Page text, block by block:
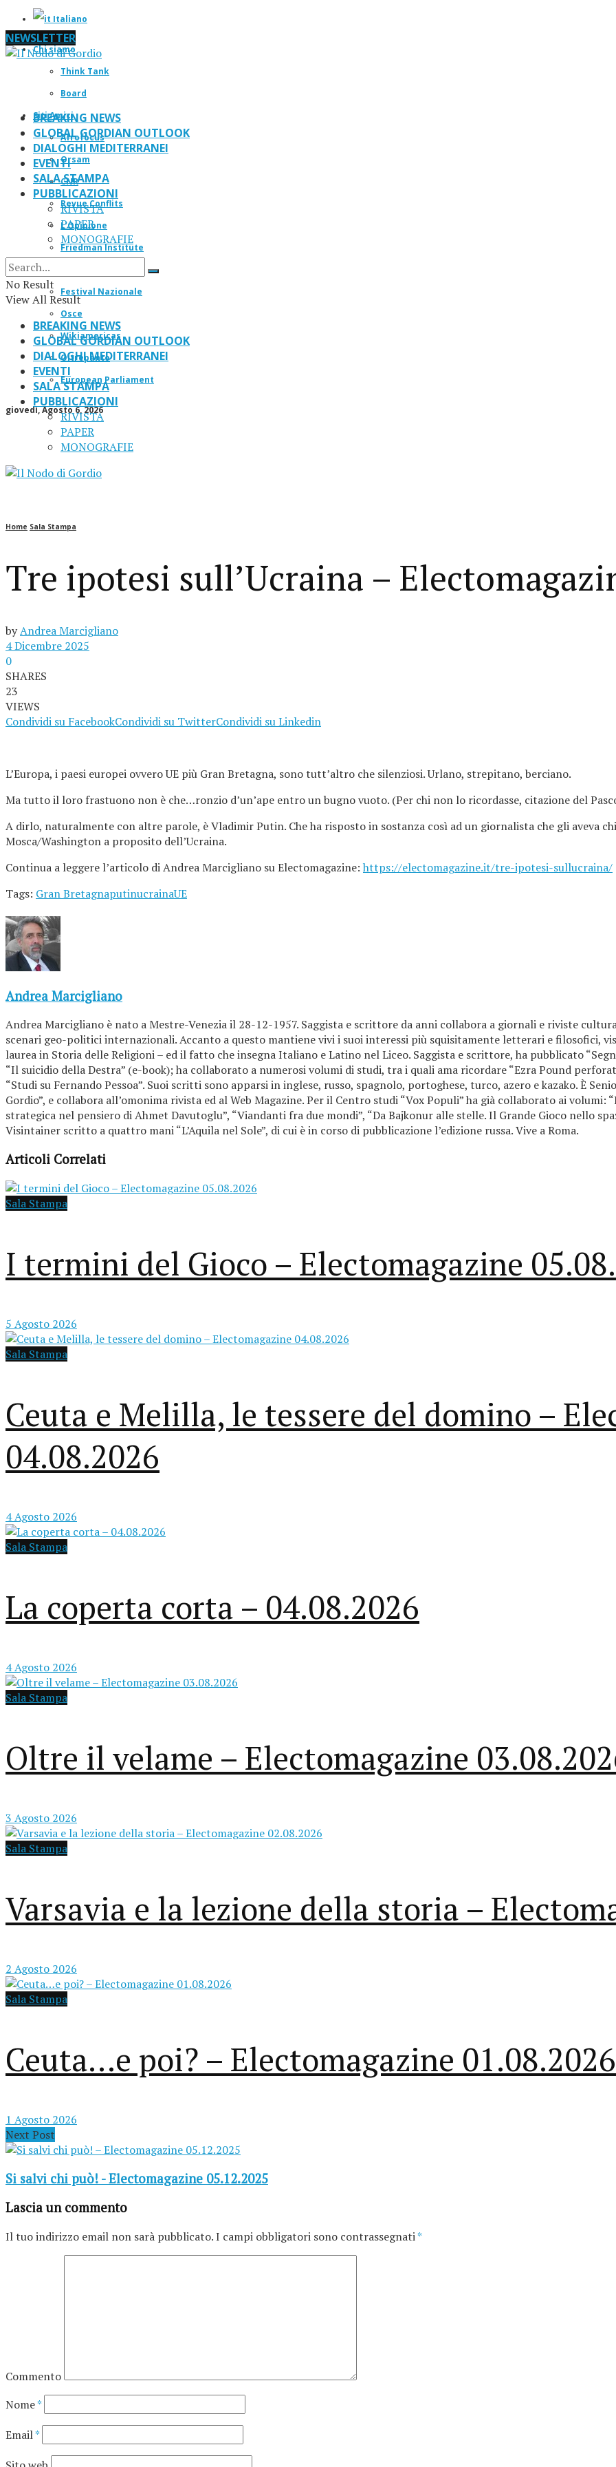
Italiano
Chi siamo
Think Tank
Board
Siti Amici
Afrofocus
Orsam
CNR
Revue Conflits
L’Opinione
Friedman Institute
Festival Nazionale
Osce
Wikiamericas
Oltrepanto
European Parliament
giovedì, Agosto 6, 2026
NEWSLETTER
BREAKING NEWS
GLOBAL GORDIAN OUTLOOK
DIALOGHI MEDITERRANEI
EVENTI
SALA STAMPA
PUBBLICAZIONI
RIVISTA
PAPER
MONOGRAFIE
No Result
View All Result
BREAKING NEWS
GLOBAL GORDIAN OUTLOOK
DIALOGHI MEDITERRANEI
EVENTI
SALA STAMPA
PUBBLICAZIONI
RIVISTA
PAPER
MONOGRAFIE
Home Sala Stampa
Tre ipotesi sull’Ucraina –
byAndrea Marcigliano
4 Dicembre 2025
0
SHARES
23
VIEWS
Condividi su FacebookCondividi su TwitterCondividi su Linkedin
L’Europa, i paesi europei ovvero UE più Gran Bretagna, sono tutt’altro che silenziosi. Urlano, strepitano, berciano.
Ma tutto il loro frastuono non è che…ronzio d’un’ape entro un bugno vuoto. (Per chi non lo ricordasse, citazione del
A dirlo, naturalmente con altre parole, è Vladimir Putin. Che ha risposto in sostanza così ad un giornalista che gli aveva
Mosca/Washington a proposito dell’Ucraina.
Continua a leggere l’articolo di Andrea Marcigliano su Electomagazine: https://electomagazine.it/tre-ipotesi-sullucraina/
Tags: Gran BretagnaputinucrainaUE
Andrea Marcigliano
Andrea Marcigliano è nato a Mestre-Venezia il 28-12-1957. Saggista e scrittore da anni collabora a giornali e riviste
scenari geo-politici internazionali. Accanto a questo mantiene vivi i suoi interessi più squisitamente letterari e filosofici,
laurea in Storia delle Religioni – ed il fatto che insegna Italiano e Latino nel Liceo. Saggista e scrittore, ha pubblicato
“Il suicidio della Destra” (e-book); ha collaborato a numerosi volumi di studi, tra i quali ama ricordare “Ezra Pound
“Studi su Fernando Pessoa”. Suoi scritti sono apparsi in inglese, russo, spagnolo, portoghese, turco, azero e kazako. È
Gordio”, e collabora all’omonima rivista ed al Web Magazine. Per il Centro studi “Vox Populi” ha già collaborato ai volumi:
strategica nel pensiero di Ahmet Davutoglu”, “Viandanti fra due mondi”, “Da Bajkonur alle stelle. Il Grande Gioco nello
Visintainer scritto a quattro mani “L’Aquila nel Sole”, di cui è in corso di pubblicazione l’edizione russa. Vive a Roma.
Articoli Correlati
Sala Stampa
I termini del Gioco – Electomagazine
5 Agosto 2026
Sala Stampa
Ceuta e Melilla, le tessere del domino –
04.08.2026
4 Agosto 2026
Sala Stampa
La coperta corta – 04.08.2026
4 Agosto 2026
Sala Stampa
Oltre il velame – Electomagazine
3 Agosto 2026
Sala Stampa
Varsavia e la lezione della storia –
2 Agosto 2026
Sala Stampa
Ceuta…e poi? – Electomagazine 01.08.2026
1 Agosto 2026
Next Post
Si salvi chi può! - Electomagazine 05.12.2025
Lascia un commento
Il tuo indirizzo email non sarà pubblicato.I campi obbligatori sono contrassegnati*
Commento
Nome*
Email*